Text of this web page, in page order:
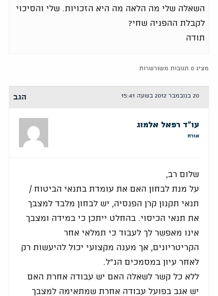
השאלה שלי מה הלאה מה היא הזכויות. שלי והסיכוי
לקבלת ההפניה שחי?
תודה
מציג 0 תגובות משורשרות
20 בנובמבר 2012 בשעה 15:41 הגב
עו"ד רפאל אלמוג
אורח
שלום רב,
על מנת לבחון האם את עומדת בתנאי הביטוח /
תנאי תקנון קרן הפנסיה, יש לבחון מלבד למצבך
את תנאי הכיסוי. בהחלט ייתכן כי במידה ומצבך
אינו מאפשר לך לעבוד כי תמלאי אחר
הקריטריונים, אך מענה מקצועי יכול להיעשות רק
לאחר עיון במסמכים הנ"ל.
ללא כל קשר לשאלה האם יש עבודה אחרת האם
יש אגב בפועל עבודה אחרת שמתאימה למצבך